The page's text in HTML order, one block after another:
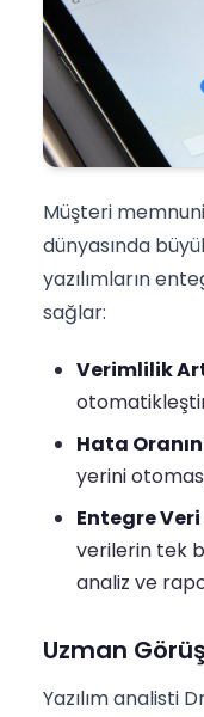
Müşteri
dünyasında
yazılımların
sağlar:
Verimlilik
Hata
yerini
Entegre
verilerin tek
analiz ve
Uzman
Yazılım analisti